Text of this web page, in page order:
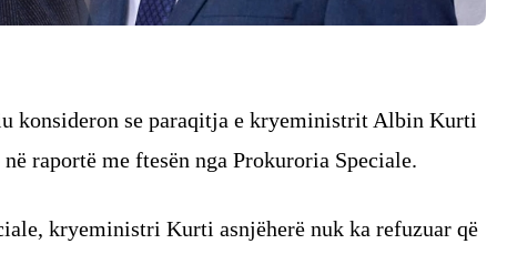
konsideron se paraqitja e kryeministrit Albin Kurti
raportë me ftesën nga Prokuroria Speciale.
kryeministri Kurti asnjëherë nuk ka refuzuar që